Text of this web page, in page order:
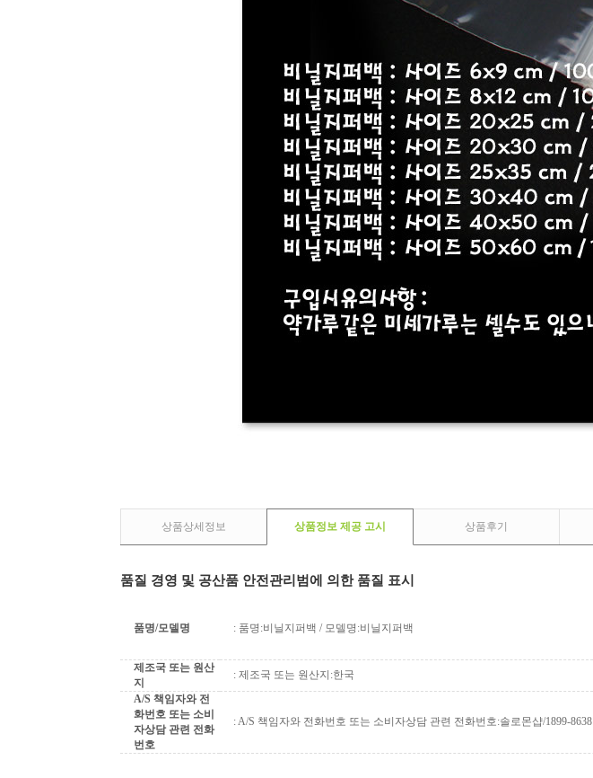
상품상세정보 상품정보 제공 고시 상품후기
품질 경영 및 공산품 안전관리범에 의한 품질 표시
품명/모델명 : 품명:비닐지퍼백 / 모델명:비닐지퍼백
제조국 또는 원산
지
: 제조국 또는 원산지:한국
A/S 책임자와 전
화번호 또는 소비
자상담 관련 전화
번호
: A/S 책임자와 전화번호 또는 소비자상담 관련 전화번호:솔로몬샵/1899-8638